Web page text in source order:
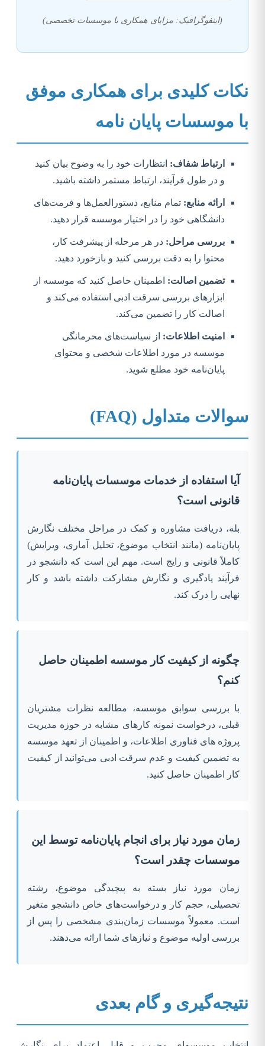
(اینفوگرافیک: مزایای همکاری با موسسات تخصصی)
نکات کلیدی برای همکاری موفق
با موسسات پایان نامه
ارتباط شفاف: انتظارات خود را به وضوح بیان کنید
و در طول فرآیند، ارتباط مستمر داشته باشید.
ارائه منابع: تمام منابع، دستورالعمل‌ها و فرمت‌های
دانشگاهی خود را در اختیار موسسه قرار دهید.
بررسی مراحل: در هر مرحله از پیشرفت کار،
محتوا را به دقت بررسی کنید و بازخورد دهید.
تضمین اصالت: اطمینان حاصل کنید که موسسه از
ابزارهای بررسی سرقت ادبی استفاده می‌کند و
اصالت کار را تضمین می‌کند.
امنیت اطلاعات: از سیاست‌های محرمانگی
موسسه در مورد اطلاعات شخصی و محتوای
پایان‌نامه خود مطلع شوید.
سوالات متداول (FAQ)
آیا استفاده از خدمات موسسات پایان‌نامه
قانونی است؟
بله، دریافت مشاوره و کمک در مراحل مختلف نگارش
پایان‌نامه (مانند انتخاب موضوع، تحلیل آماری، ویرایش)
کاملاً قانونی و رایج است. مهم این است که دانشجو در
فرآیند یادگیری و نگارش مشارکت داشته باشد و کار
نهایی را درک کند.
چگونه از کیفیت کار موسسه اطمینان حاصل
کنم؟
با بررسی سوابق موسسه، مطالعه نظرات مشتریان
قبلی، درخواست نمونه کارهای مشابه در حوزه مدیریت
پروژه های فناوری اطلاعات، و اطمینان از تعهد موسسه
به تضمین کیفیت و عدم سرقت ادبی می‌توانید از کیفیت
کار اطمینان حاصل کنید.
زمان مورد نیاز برای انجام پایان‌نامه توسط این
موسسات چقدر است؟
زمان مورد نیاز بسته به پیچیدگی موضوع، رشته
تحصیلی، حجم کار و درخواست‌های خاص دانشجو متغیر
است. معمولاً موسسات زمان‌بندی مشخصی را پس از
بررسی اولیه موضوع و نیازهای شما ارائه می‌دهند.
نتیجه‌گیری و گام بعدی